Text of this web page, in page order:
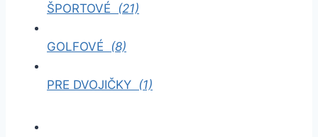
ŠPORTOVÉ (21)
GOLFOVÉ (8)
PRE DVOJIČKY (1)